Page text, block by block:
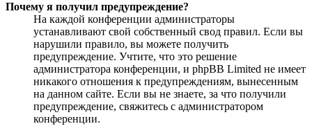
Почему я получил предупреждение?
На каждой конференции администраторы
устанавливают свой собственный свод правил. Если вы
нарушили правило, вы можете получить
предупреждение. Учтите, что это решение
администратора конференции, и phpBB Limited не имеет
никакого отношения к предупреждениям, вынесенным
на данном сайте. Если вы не знаете, за что получили
предупреждение, свяжитесь с администратором
конференции.